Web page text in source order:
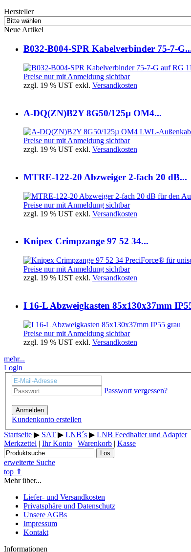
Hersteller
Neue Artikel
B032-B004-SPR Kabelverbinder 75-7-
Preise nur mit Anmeldung sichtbar
zzgl. 19 % UST exkl. Versandkosten
A-DQ(ZN)B2Y 8G50/125µ OM4...
Preise nur mit Anmeldung sichtbar
zzgl. 19 % UST exkl. Versandkosten
MTRE-122-20 Abzweiger 2-fach 20 dB...
Preise nur mit Anmeldung sichtbar
zzgl. 19 % UST exkl. Versandkosten
Knipex Crimpzange 97 52 34...
Preise nur mit Anmeldung sichtbar
zzgl. 19 % UST exkl. Versandkosten
I 16-L Abzweigkasten 85x130x37mm
Preise nur mit Anmeldung sichtbar
zzgl. 19 % UST exkl. Versandkosten
mehr...
Login
Passwort vergessen?
Anmelden
Kundenkonto erstellen
Startseite ▶ SAT ▶ LNB´s ▶ LNB Feedhalter und Adapter
Merkzettel | Ihr Konto | Warenkorb | Kasse
Los
erweiterte Suche
top ⇑
Mehr über...
Liefer- und Versandkosten
Privatsphäre und Datenschutz
Unsere AGBs
Impressum
Kontakt
Informationen